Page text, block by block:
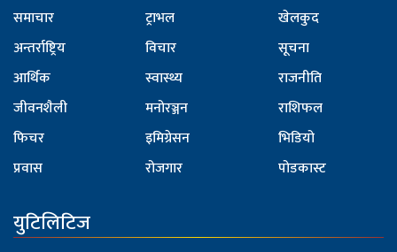
समाचार
अन्तर्राष्ट्रिय
आर्थिक
जीवनशैली
फिचर
प्रवास
ट्राभल
विचार
स्वास्थ्य
मनोरञ्जन
इमिग्रेसन
रोजगार
खेलकुद
सूचना
राजनीति
राशिफल
भिडियो
पोडकास्ट
युटिलिटिज